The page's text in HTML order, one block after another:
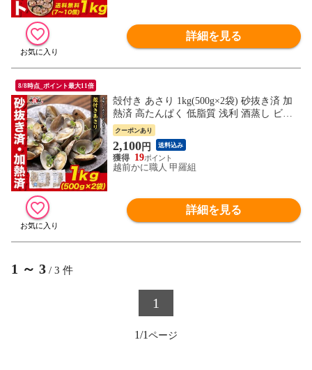
詳細を見る
8/8時点_ポイント最大11倍
殻付き あさり 1kg(500g×2袋) 砂抜き済 加
熱済 高たんぱく 低脂質 浅利 酒蒸し ビタ
ミン 鉄分 カルシウム 味噌汁 晩御飯 お弁
当 パスタ 冷凍食品 健康 海鮮 貝 かい グル
メ
クーポンあり
2,100円 送料込み
19
越前かに職人 甲羅組
詳細を見る
1 ～ 3 / 3 件
1
1/1